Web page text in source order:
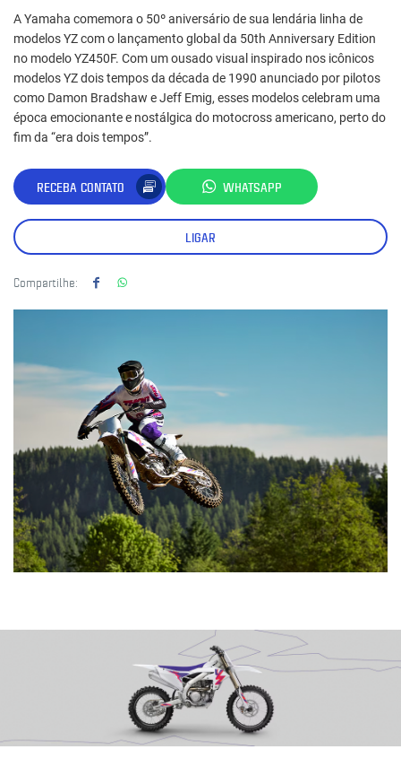
A Yamaha comemora o 50º aniversário de sua lendária linha de
modelos YZ com o lançamento global da 50th Anniversary Edition
no modelo YZ450F. Com um ousado visual inspirado nos icônicos
modelos YZ dois tempos da década de 1990 anunciado por pilotos
como Damon Bradshaw e Jeff Emig, esses modelos celebram uma
época emocionante e nostálgica do motocross americano, perto do
fim da “era dois tempos”.
RECEBA CONTATO WHATSAPP
LIGAR
Compartilhe: